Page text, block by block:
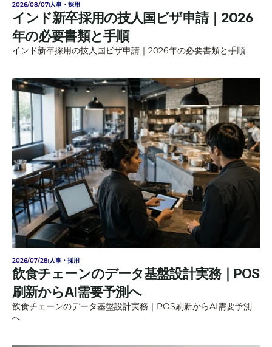
2026/08/07 人事・採用
インド新卒採用の技人国ビザ申請｜2026
年の必要書類と手順
インド新卒採用の技人国ビザ申請｜2026年の必要書類と手順
2026/07/28 人事・採用
飲食チェーンのデータ基盤設計実務｜POS
刷新からAI需要予測へ
飲食チェーンのデータ基盤設計実務｜POS刷新からAI需要予測
へ